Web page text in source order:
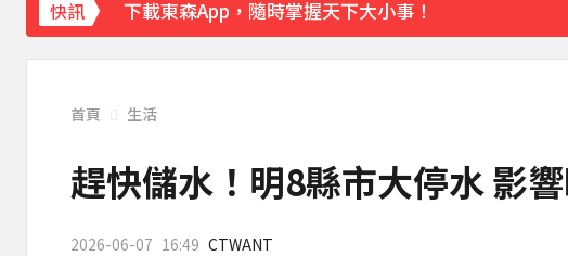
快訊
下載東森App，隨時掌握天下大小事！
鷹架掉落砸傷婦人！南港LaLaport宣布3櫃位暫停營業
首頁 生活
趕快儲水！明8縣市大停水 影
2026-06-07 16:49 CTWANT